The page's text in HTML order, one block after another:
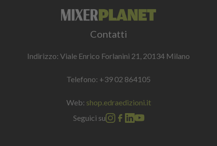
Contatti
Indirizzo: Viale Enrico Forlanini 21, 20134 Milano
Telefono: +39 02 864105
Web: shop.edraedizioni.it
Seguici su